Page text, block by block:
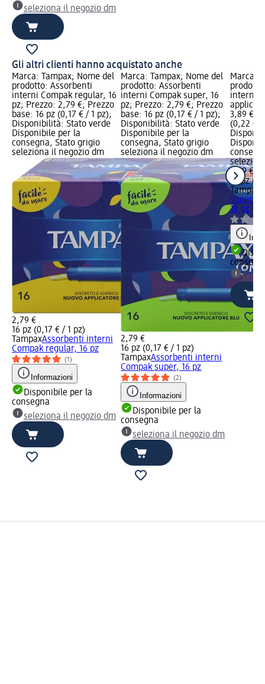
seleziona il negozio dm
Gli altri clienti hanno acquistato anche
Marca: Tampax; Nome del
prodotto: Assorbenti
interni Compak regular, 16
pz; Prezzo: 2,79 €; Prezzo
base: 16 pz (0,17 € / 1 pz);
Disponibilità: Stato verde
Disponibile per la
consegna, Stato grigio
seleziona il negozio dm
2,79 €
16 pz (0,17 € / 1 pz)
TampaxAssorbenti interni
Compak regular, 16 pz
(1)
Informazioni
Disponibile per la
consegna
seleziona il negozio dm
Marca: Tampax; Nome del
prodotto: Assorbenti
interni Compak super, 16
pz; Prezzo: 2,79 €; Prezzo
base: 16 pz (0,17 € / 1 pz);
Disponibilità: Stato verde
Disponibile per la
consegna, Stato grigio
seleziona il negozio dm
2,79 €
16 pz (0,17 € / 1 pz)
TampaxAssorbenti interni
Compak super, 16 pz
(2)
Informazioni
Disponibile per la
consegna
seleziona il negozio dm
Marca:
interni
3,89 €;
(0,22 € /
3,89 €
18 pz
Tampax
super
18 pz